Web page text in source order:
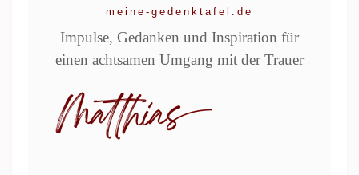
meine-gedenktafel.de
Impulse, Gedanken und Inspiration für
einen achtsamen Umgang mit der Trauer